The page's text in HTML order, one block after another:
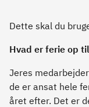
Dette skal du
Hvad er ferie op
Jeres
de er ansat hele
året efter. Det er